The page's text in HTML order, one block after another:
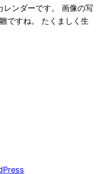
ンダーです。 画像の写
ですね。 たくましく生